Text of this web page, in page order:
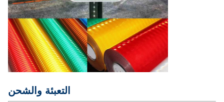
التعبئة والشحن